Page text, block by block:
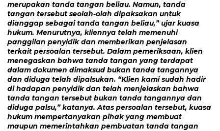
merupakan tanda tangan beliau. Namun, tanda
tangan tersebut seolah-olah dipaksakan untuk
dianggap sebagai tanda tangan beliau,” ujar kuasa
hukum. Menurutnya, kliennya telah memenuhi
panggilan penyidik dan memberikan penjelasan
terkait persoalan tersebut. Dalam pemeriksaan, klien
menegaskan bahwa tanda tangan yang terdapat
dalam dokumen dimaksud bukan tanda tangannya
dan diduga telah dipalsukan. “Klien kami sudah hadir
di hadapan penyidik dan telah menjelaskan bahwa
tanda tangan tersebut bukan tanda tangannya dan
diduga palsu,” katanya. Atas persoalan tersebut, kuasa
hukum mempertanyakan pihak yang membuat
maupun memerintahkan pembuatan tanda tangan